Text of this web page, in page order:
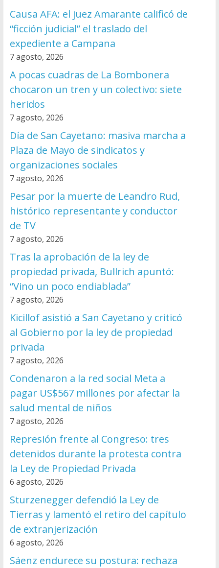
Causa AFA: el juez Amarante calificó de
“ficción judicial” el traslado del
expediente a Campana
7 agosto, 2026
A pocas cuadras de La Bombonera
chocaron un tren y un colectivo: siete
heridos
7 agosto, 2026
Día de San Cayetano: masiva marcha a
Plaza de Mayo de sindicatos y
organizaciones sociales
7 agosto, 2026
Pesar por la muerte de Leandro Rud,
histórico representante y conductor
de TV
7 agosto, 2026
Tras la aprobación de la ley de
propiedad privada, Bullrich apuntó:
“Vino un poco endiablada”
7 agosto, 2026
Kicillof asistió a San Cayetano y criticó
al Gobierno por la ley de propiedad
privada
7 agosto, 2026
Condenaron a la red social Meta a
pagar US$567 millones por afectar la
salud mental de niños
7 agosto, 2026
Represión frente al Congreso: tres
detenidos durante la protesta contra
la Ley de Propiedad Privada
6 agosto, 2026
Sturzenegger defendió la Ley de
Tierras y lamentó el retiro del capítulo
de extranjerización
6 agosto, 2026
Sáenz endurece su postura: rechaza